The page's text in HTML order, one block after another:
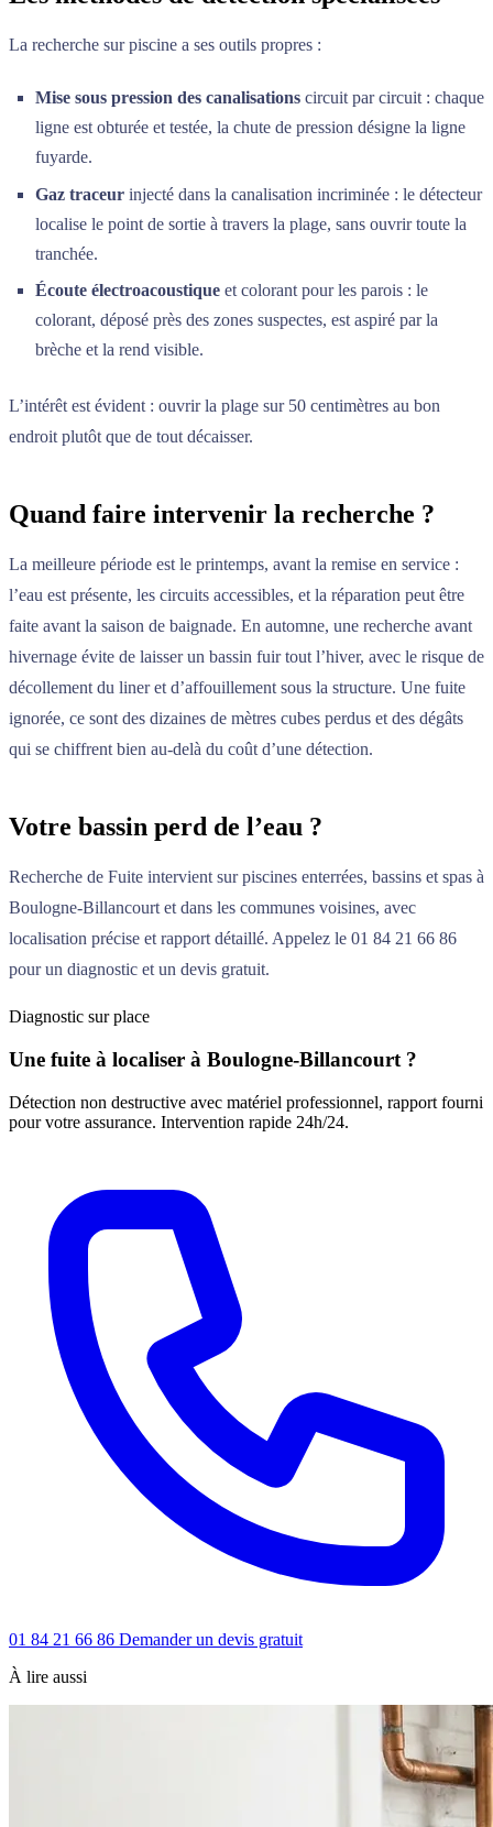
La recherche sur piscine a ses outils propres :
Mise sous pression des canalisations circuit par circuit : chaque
ligne est obturée et testée, la chute de pression désigne la ligne
fuyarde.
Gaz traceur injecté dans la canalisation incriminée : le détecteur
localise le point de sortie à travers la plage, sans ouvrir toute la
tranchée.
Écoute électroacoustique et colorant pour les parois : le
colorant, déposé près des zones suspectes, est aspiré par la
brèche et la rend visible.
L’intérêt est évident : ouvrir la plage sur 50 centimètres au bon
endroit plutôt que de tout décaisser.
Quand faire intervenir la recherche ?
La meilleure période est le printemps, avant la remise en service :
l’eau est présente, les circuits accessibles, et la réparation peut être
faite avant la saison de baignade. En automne, une recherche avant
hivernage évite de laisser un bassin fuir tout l’hiver, avec le risque de
décollement du liner et d’affouillement sous la structure. Une fuite
ignorée, ce sont des dizaines de mètres cubes perdus et des dégâts
qui se chiffrent bien au-delà du coût d’une détection.
Votre bassin perd de l’eau ?
Recherche de Fuite intervient sur piscines enterrées, bassins et spas à
Boulogne-Billancourt et dans les communes voisines, avec
localisation précise et rapport détaillé. Appelez le 01 84 21 66 86
pour un diagnostic et un devis gratuit.
Diagnostic sur place
Une fuite à localiser à Boulogne-Billancourt ?
Détection non destructive avec matériel professionnel, rapport fourni
pour votre assurance. Intervention rapide 24h/24.
01 84 21 66 86 Demander un devis gratuit
À lire aussi